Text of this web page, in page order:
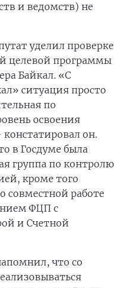
и ведомств) не
уделил проверке
целевой программы
Байкал. «С
ситуация просто
по
освоения
констатировал он.
в Госдуме была
группа по контролю
кроме того
совместной работе
ФЦП с
и Счетной
что со